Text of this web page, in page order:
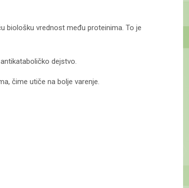
biološku vrednost među proteinima. To je
dejstvo.
čime utiče na bolje varenje.